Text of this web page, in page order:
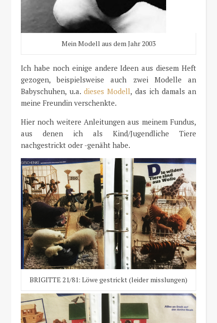
Mein Modell aus dem Jahr 2003
Ich habe noch einige andere Ideen aus diesem Heft
gezogen, beispielsweise auch zwei Modelle an
Babyschuhen, u.a.dieses Modell, das ich damals an
meine Freundin verschenkte.
Hier noch weitere Anleitungen aus meinem Fundus,
aus denen ich als Kind/Jugendliche Tiere
nachgestrickt oder -genäht habe.
BRIGITTE 21/81: Löwe gestrickt (leider misslungen)